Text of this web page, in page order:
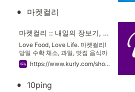
doesn't support embedded
videos. Create a project and
specify tasks that you need
participants to perform. Sorry,
your browser doesn't support
embedded videos.
• 마켓컬리
마켓컬리 :: 내일의 장보기, 마켓컬리
Love Food, Love Life. 마켓컬리!
당일 수확 채소, 과일, 맛집 음식까
지 내일 아침 문 앞에서 만나요!
https://www.kurly.com/shop/main/index.php?utm_campaign=home&utm_medium=2203&utm_source=1049&utm_content=pc_brand&utm_term=SA_naverBRmain_text
• 10ping